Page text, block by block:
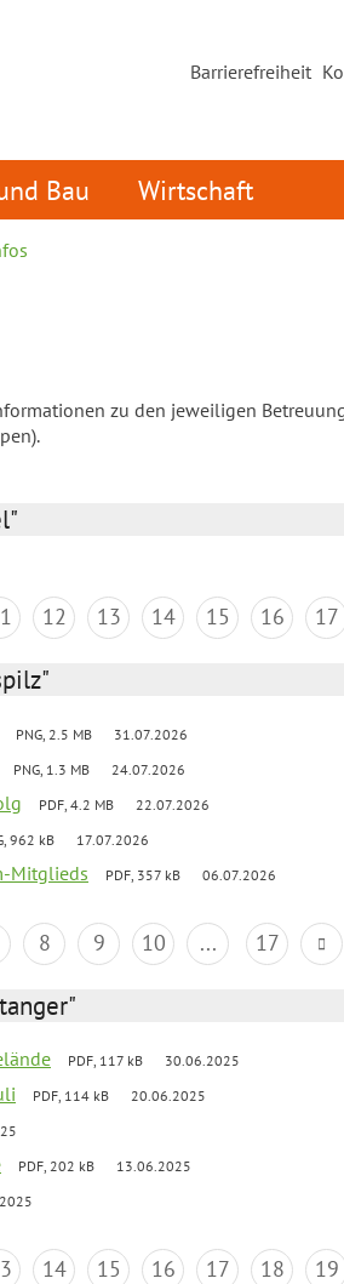
Barrierefreiheit
Bau Wirtschaft
zu den jeweiligen
12 13 14 15 16 17
PNG, 2.5 MB 31.07.2026
PNG, 1.3 MB 24.07.2026
PDF, 4.2 MB 22.07.2026
962 kB 17.07.2026
Mitglieds PDF, 357 kB 06.07.2026
8 9 10 ... 17
PDF, 117 kB 30.06.2025
PDF, 114 kB 20.06.2025
PDF, 202 kB 13.06.2025
14 15 16 17 18 19